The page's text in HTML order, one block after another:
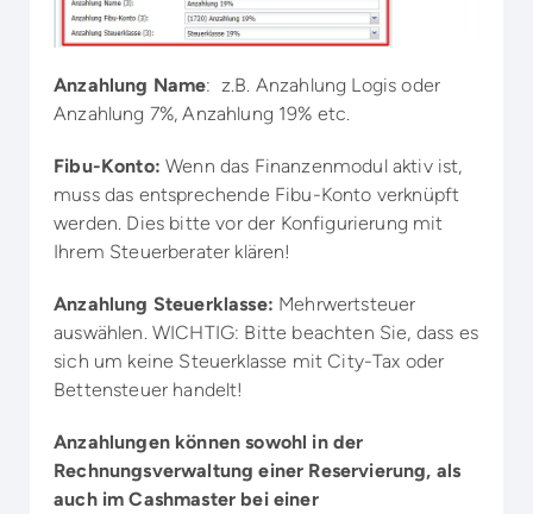
Anzahlung Name: z.B. Anzahlung Logis oder
Anzahlung 7%, Anzahlung 19% etc.
Fibu-Konto: Wenn das Finanzenmodul aktiv ist,
muss das entsprechende Fibu-Konto verknüpft
werden. Dies bitte vor der Konfigurierung mit
Ihrem Steuerberater klären!
Anzahlung Steuerklasse: Mehrwertsteuer
auswählen. WICHTIG: Bitte beachten Sie, dass es
sich um keine Steuerklasse mit City-Tax oder
Bettensteuer handelt!
Anzahlungen können sowohl in der
Rechnungsverwaltung einer Reservierung, als
auch im Cashmaster bei einer